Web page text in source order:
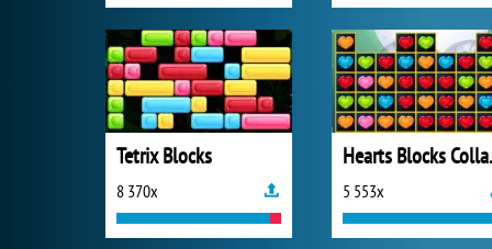
Tetrix Blocks
8 370x 5 553x